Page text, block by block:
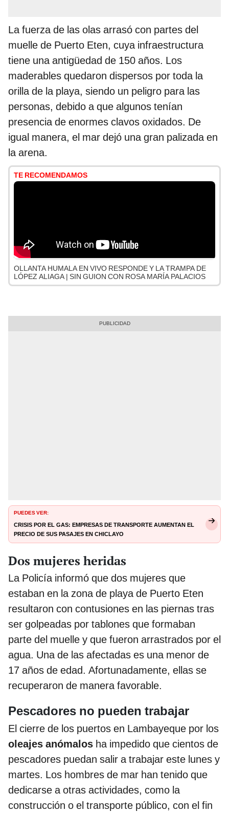
La fuerza de las olas arrasó con partes del
muelle de Puerto Eten, cuya infraestructura
tiene una antigüedad de 150 años. Los
maderables quedaron dispersos por toda la
orilla de la playa, siendo un peligro para las
personas, debido a que algunos tenían
presencia de enormes clavos oxidados. De
igual manera, el mar dejó una gran palizada en
la arena.
TE RECOMENDAMOS
OLLANTA HUMALA EN VIVO RESPONDE Y LA TRAMPA DE
LÓPEZ ALIAGA | SIN GUION CON ROSA MARÍA PALACIOS
PUEDES VER:
Crisis por el gas: empresas de transporte aumentan el
precio de sus pasajes en Chiclayo
Dos mujeres heridas
La Policía informó que dos mujeres que
estaban en la zona de playa de Puerto Eten
resultaron con contusiones en las piernas tras
ser golpeadas por tablones que formaban
parte del muelle y que fueron arrastrados por el
agua. Una de las afectadas es una menor de
17 años de edad. Afortunadamente, ellas se
recuperaron de manera favorable.
Pescadores no pueden trabajar
El cierre de los puertos en Lambayeque por los
oleajes anómalos ha impedido que cientos de
pescadores puedan salir a trabajar este lunes y
martes. Los hombres de mar han tenido que
dedicarse a otras actividades, como la
construcción o el transporte público, con el fin